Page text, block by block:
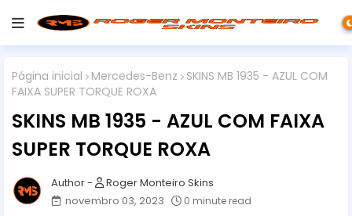
Página inicial Mercedes-Benz
SKINS MB 1935 - AZUL COM
FAIXA SUPER TORQUE ROXA
SKINS MB 1935 - AZUL COM FAIXA
SUPER TORQUE ROXA
Roger Monteiro Skins
novembro 03, 2023
0 minute read